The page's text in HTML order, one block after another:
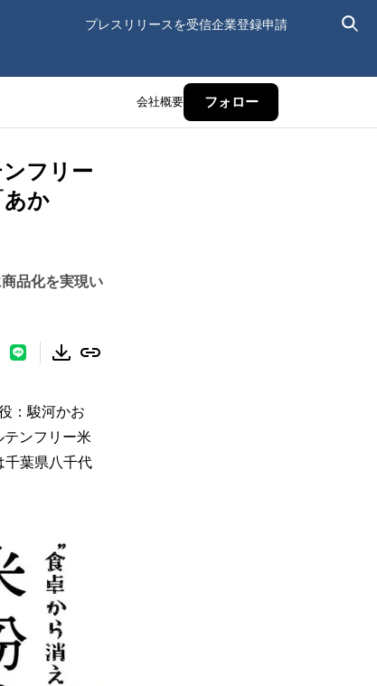
プレスリリースを受信企業登録申請
会社概要 フォロー
フリー
あか
品化を実現い
：駿河かお
テンフリー米
葉県八千代